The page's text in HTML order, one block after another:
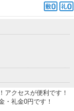
アクセスが便利です！
・礼金0円です！